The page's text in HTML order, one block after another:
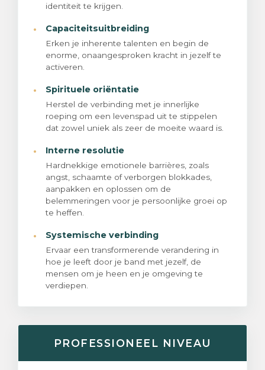
identiteit te krijgen.
· Capaciteitsuitbreiding
Erken je inherente talenten en begin de
enorme, onaangesproken kracht in jezelf te
activeren.
· Spirituele oriëntatie
Herstel de verbinding met je innerlijke
roeping om een levenspad uit te stippelen
dat zowel uniek als zeer de moeite waard is.
· Interne resolutie
Hardnekkige emotionele barrières, zoals
angst, schaamte of verborgen blokkades,
aanpakken en oplossen om de
belemmeringen voor je persoonlijke groei op
te heffen.
· Systemische verbinding
Ervaar een transformerende verandering in
hoe je leeft door je band met jezelf, de
mensen om je heen en je omgeving te
verdiepen.
PROFESSIONEEL NIVEAU